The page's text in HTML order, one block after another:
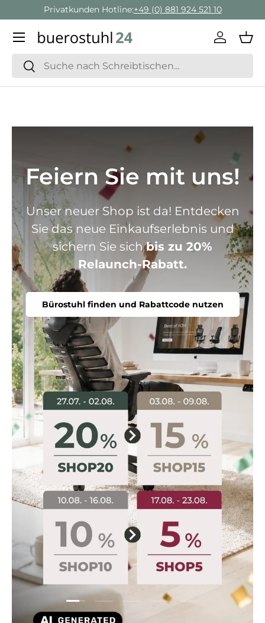
Direkt zum Inhalt
Geschäftskunden Beratung:+ 49 (0) 881 924 521 22
Suchen
Suchen
Menü
Feiern Sie mit uns!
Unser neuer Shop ist da! Entdecken
Sie das neue Einkaufserlebnis und
sichern Sie sichbis zu 20%
Relaunch-Rabatt.
Bürostuhl finden und Rabattcode nutzen
Folie laden 1 von 5
Folie laden 2 von 5
Folie laden 3 von 5
Folie laden 4 von 5
Folie laden 5